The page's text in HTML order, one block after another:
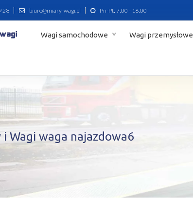
28 biuro@miary-wagi.pl Pn-Pt: 7:00 - 16:00
Wagi samochodowe Wagi przemysłowe
i Wagi waga najazdowa6